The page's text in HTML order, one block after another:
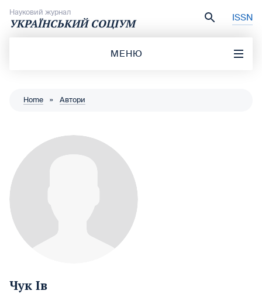
Науковий журнал
УКРАЇНСЬКИЙ СОЦІУМ ISSN
МЕНЮ
Home » Автори
Чук Ів